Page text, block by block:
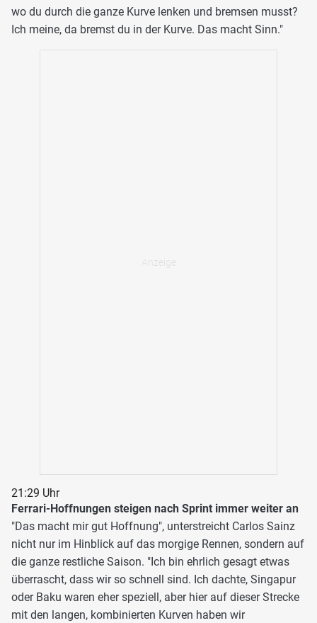
wo du durch die ganze Kurve lenken und bremsen musst?
Ich meine, da bremst du in der Kurve. Das macht Sinn."
21:29 Uhr
Ferrari-Hoffnungen steigen nach Sprint immer weiter an
"Das macht mir gut Hoffnung", unterstreicht Carlos Sainz
nicht nur im Hinblick auf das morgige Rennen, sondern auf
die ganze restliche Saison. "Ich bin ehrlich gesagt etwas
überrascht, dass wir so schnell sind. Ich dachte, Singapur
oder Baku waren eher speziell, aber hier auf dieser Strecke
mit den langen, kombinierten Kurven haben wir